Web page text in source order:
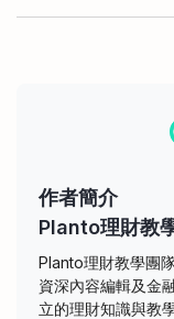
作者簡介
Planto理財教
Planto理財教學團
資深內容編輯及金
立的理財知識與教